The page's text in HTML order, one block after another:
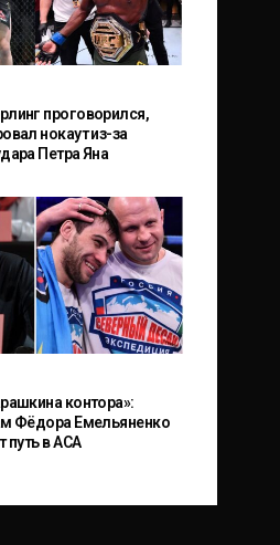
проговорился,
нокаут из-за
Петра Яна
контора»:
Фёдора Емельяненко
путь в ACA